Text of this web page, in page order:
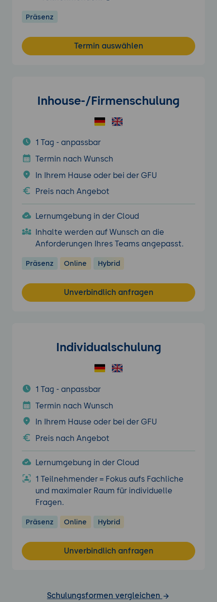
Präsenz
Termin auswählen
Inhouse-/Firmenschulung
1 Tag - anpassbar
Termin nach Wunsch
In Ihrem Hause oder bei der GFU
Preis nach Angebot
Lernumgebung in der Cloud
Inhalte werden auf Wunsch an die
Anforderungen Ihres Teams angepasst.
Präsenz Online Hybrid
Unverbindlich anfragen
Individualschulung
1 Tag - anpassbar
Termin nach Wunsch
In Ihrem Hause oder bei der GFU
Preis nach Angebot
Lernumgebung in der Cloud
1 Teilnehmender = Fokus aufs Fachliche
und maximaler Raum für individuelle
Fragen.
Präsenz Online Hybrid
Unverbindlich anfragen
Schulungsformen vergleichen